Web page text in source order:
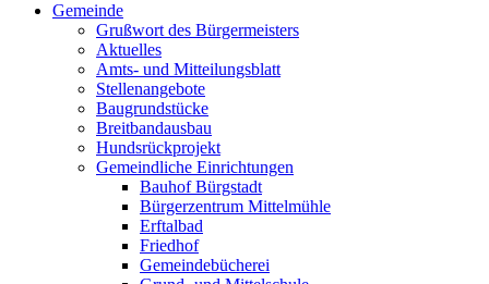
Gemeinde
Grußwort des Bürgermeisters
Aktuelles
Amts- und Mitteilungsblatt
Stellenangebote
Baugrundstücke
Breitbandausbau
Hundsrückprojekt
Gemeindliche Einrichtungen
Bauhof Bürgstadt
Bürgerzentrum Mittelmühle
Erftalbad
Friedhof
Gemeindebücherei